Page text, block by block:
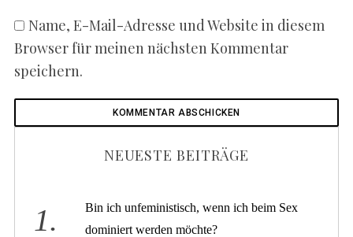
Name, E-Mail-Adresse und Website in diesem
Browser für meinen nächsten Kommentar
speichern.
NEUESTE BEITRÄGE
Bin ich unfeministisch, wenn ich beim Sex
dominiert werden möchte?